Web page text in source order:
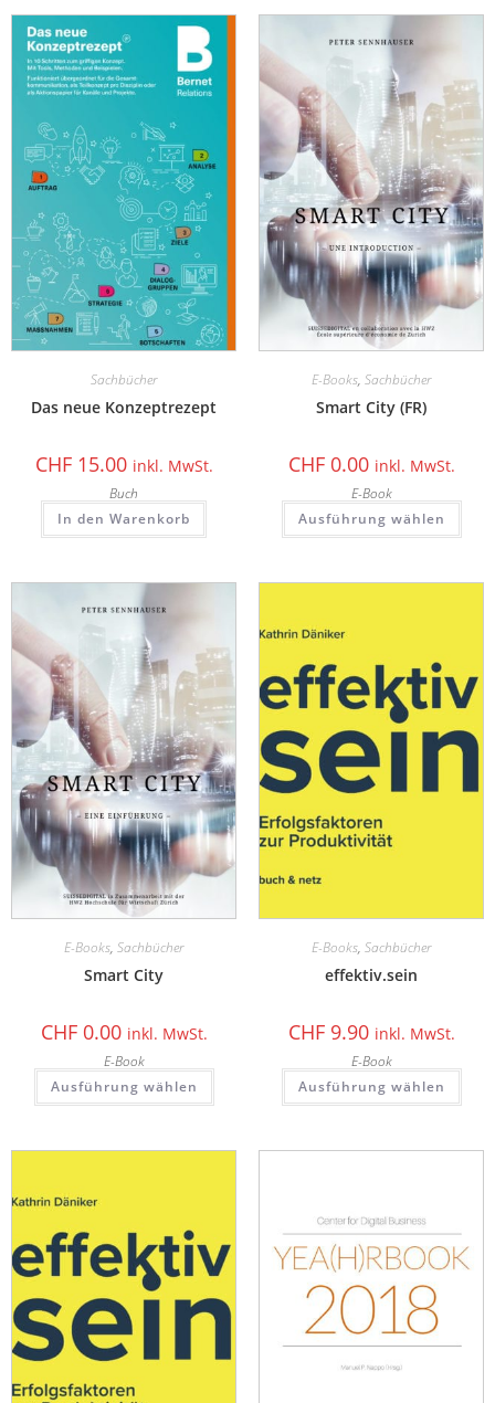
Sachbücher
Das neue Konzeptrezept
CHF15.00 inkl. MwSt.
Buch
In den Warenkorb
E-Books, Sachbücher
Smart City (FR)
CHF0.00 inkl. MwSt.
E-Book
Ausführung wählen
E-Books, Sachbücher
Smart City
CHF0.00 inkl. MwSt.
E-Book
Ausführung wählen
E-Books, Sachbücher
effektiv.sein
CHF9.90 inkl. MwSt.
E-Book
Ausführung wählen